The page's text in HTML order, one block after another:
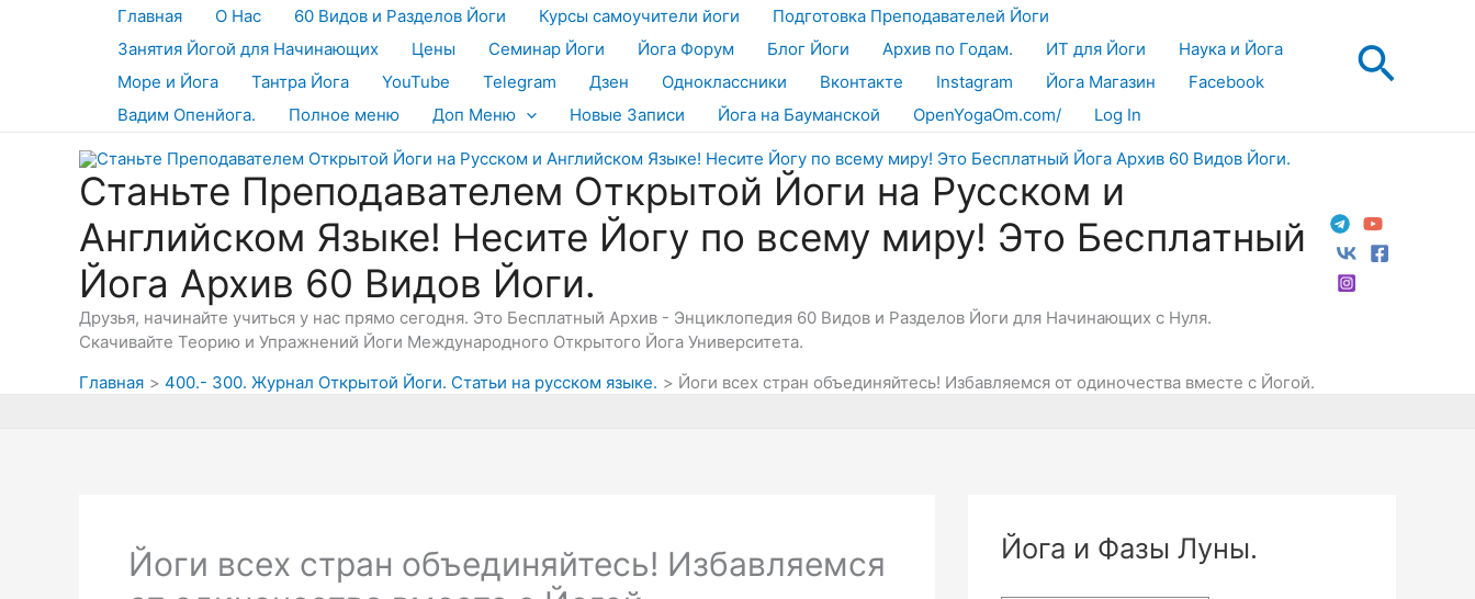
Главная О Нас 60 Видов и Разделов Йоги Курсы самоучители йоги
Подготовка Преподавателей Йоги
Занятия Йогой для Начинающих
Цены Семинар Йоги Йога Форум Блог Йоги Архив по Годам. ИТ для Йоги
Наука и Йога
Море и Йога
Тантра Йога YouTube Telegram Дзен Одноклассники Вконтакте Instagram Йога Магазин
Facebook
Вадим Опенйога.
Полное меню Доп Меню Новые Записи Йога на Бауманской OpenYogaOm.com/ Log In
Станьте Преподавателем Открытой Йоги на Русском и
Английском Языке! Несите Йогу по всему миру! Это Бесплатный
Йога Архив 60 Видов Йоги.
Друзья, начинайте учиться у нас прямо сегодня. Это Бесплатный Архив - Энциклопедия 60 Видов и Разделов Йоги для Начинающих с Нуля.
Скачивайте Теорию и Упражнений Йоги Международного Открытого Йога Университета.
Главная
400.- 300. Журнал Открытой Йоги. Статьи на русском языке. Йоги всех стран объединяйтесь! Избавляемся от одиночества вместе с Йогой.
Йоги всех стран объединяйтесь! Избавляемся
Йога и Фазы Луны.